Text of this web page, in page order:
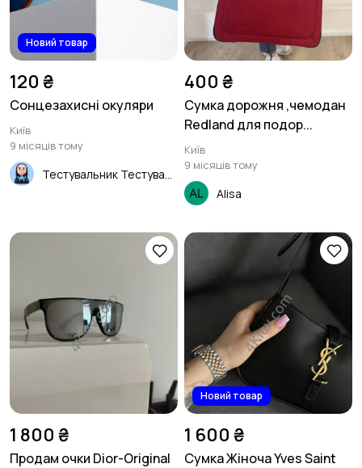
Новий товар
120 ₴
Сонцезахисні окуляри
Київ
9 місяців тому
400 ₴
Сумка дорожня ,чемодан
Redland для подор...
Київ
9 місяців тому
Alisa
1 800 ₴
Продам очки Dior-Original
Новий товар
1 600 ₴
Сумка Жіноча Yves Saint